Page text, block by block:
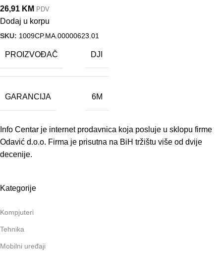
26,91 KM PDV
Dodaj u korpu
SKU: 1009CP.MA.00000623.01
PROIZVOĐAČ DJI
GARANCIJA 6M
Info Centar je internet prodavnica koja posluje u sklopu firme
Odavić d.o.o. Firma je prisutna na BiH tržištu više od dvije
decenije.
Kategorije
Kompjuteri
Tehnika
Mobilni uređaji